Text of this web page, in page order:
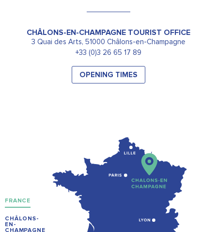
CHÂLONS-EN-CHAMPAGNE TOURIST OFFICE
3 Quai des Arts, 51000 Châlons-en-Champagne
+33 (0)3 26 65 17 89
OPENING TIMES
FRANCE
CHÂLONS-
EN-
CHAMPAGNE